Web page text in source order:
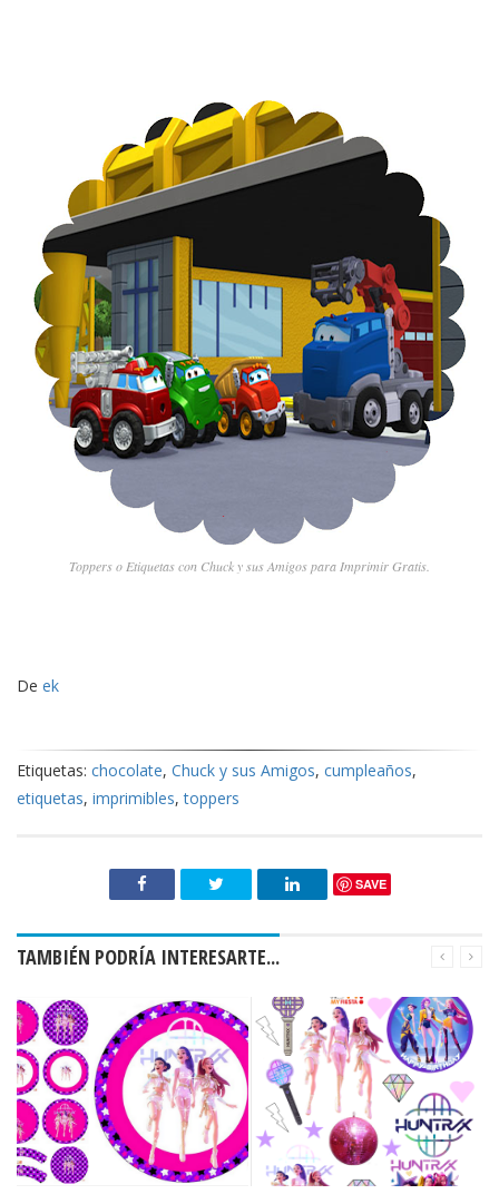
Toppers o Etiquetas con Chuck y sus Amigos para Imprimir Gratis.
De ek
Etiquetas: chocolate, Chuck y sus Amigos, cumpleaños,
etiquetas, imprimibles,toppers
SAVE
TAMBIÉN PODRÍA INTERESARTE...